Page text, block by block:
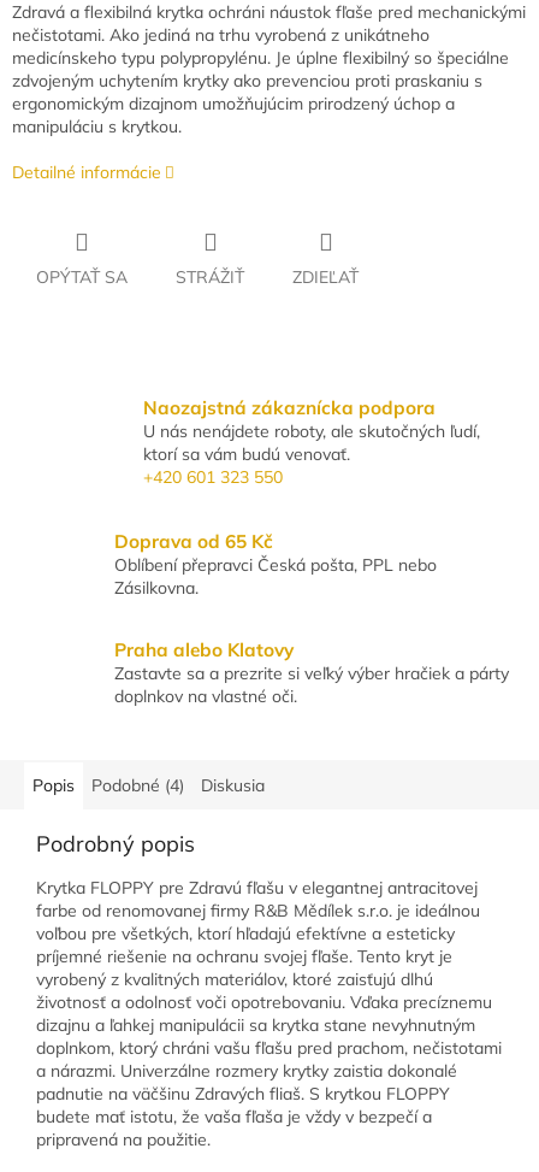
Zdravá a flexibilná krytka ochráni náustok fľaše pred mechanickými
nečistotami. Ako jediná na trhu vyrobená z unikátneho
medicínskeho typu polypropylénu. Je úplne flexibilný so špeciálne
zdvojeným uchytením krytky ako prevenciou proti praskaniu s
ergonomickým dizajnom umožňujúcim prirodzený úchop a
manipuláciu s krytkou.
Detailné informácie
OPÝTAŤ SA STRÁŽIŤ ZDIEĽAŤ
Naozajstná zákaznícka podpora
U nás nenájdete roboty, ale skutočných ľudí,
ktorí sa vám budú venovať.
+420 601 323 550
Doprava od 65 Kč
Oblíbení přepravci Česká pošta, PPL nebo
Zásilkovna.
Praha alebo Klatovy
Zastavte sa a prezrite si veľký výber hračiek a párty
doplnkov na vlastné oči.
Popis Podobné (4) Diskusia
Podrobný popis
Krytka FLOPPY pre Zdravú fľašu v elegantnej antracitovej
farbe od renomovanej firmy R&B Mědílek s.r.o. je ideálnou
voľbou pre všetkých, ktorí hľadajú efektívne a esteticky
príjemné riešenie na ochranu svojej fľaše. Tento kryt je
vyrobený z kvalitných materiálov, ktoré zaisťujú dlhú
životnosť a odolnosť voči opotrebovaniu. Vďaka precíznemu
dizajnu a ľahkej manipulácii sa krytka stane nevyhnutným
doplnkom, ktorý chráni vašu fľašu pred prachom, nečistotami
a nárazmi. Univerzálne rozmery krytky zaistia dokonalé
padnutie na väčšinu Zdravých fliaš. S krytkou FLOPPY
budete mať istotu, že vaša fľaša je vždy v bezpečí a
pripravená na použitie.